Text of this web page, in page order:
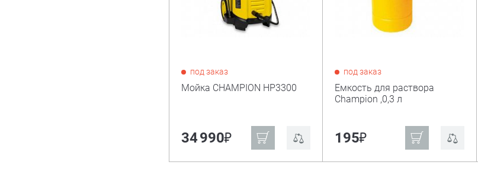
под заказ
Мойка CHAMPION HP3300
34 990₽
под заказ
Емкость для раствора
Champion ,0,3 л
195₽